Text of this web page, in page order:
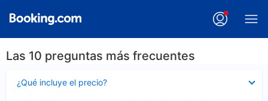
Las 10 preguntas más frecuentes
¿Qué incluye el precio?
cerrado